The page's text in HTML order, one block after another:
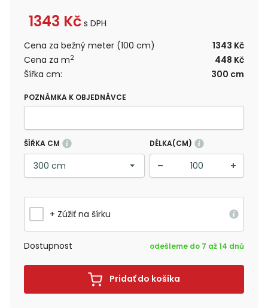
1343 Kč s DPH
Cena za bežný meter (100 cm)
1343 Kč
Cena za m2
448 Kč
Šířka cm:
300 cm
POZNÁMKA K OBJEDNÁVCE
ŠÍŘKA CM DÉLKA(CM)
+ Zúžiť na šírku
Dostupnost odešleme do 7 až 14 dnů
Pridať do košíka